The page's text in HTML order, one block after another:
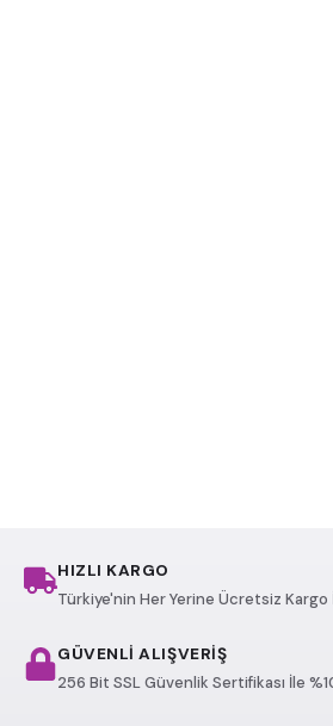
HIZLI KARGO
Türkiye'nin Her Yerine Ücretsiz Kargo
GÜVENLİ ALIŞVERİŞ
256 Bit SSL Güvenlik Sertifikası İle